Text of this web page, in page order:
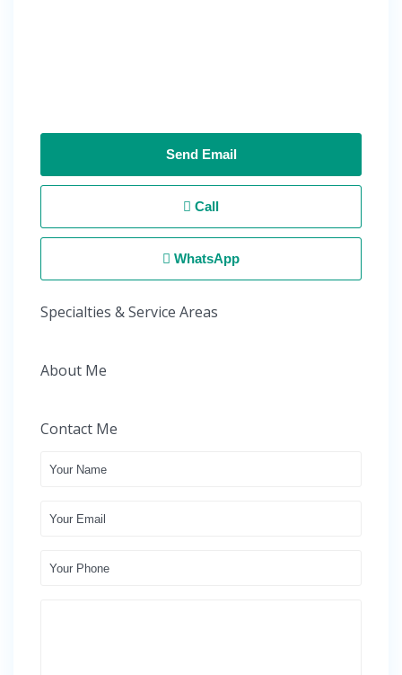
Send Email
Call
WhatsApp
Specialties & Service Areas
About Me
Contact Me